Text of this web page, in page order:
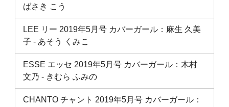
ばさき こう
LEE リー 2019年5月号 カバーガール：麻生 久美
子 ‐ あそう くみこ
ESSE エッセ 2019年5月号 カバーガール：木村
文乃 ‐ きむら ふみの
CHANTO チャント 2019年5月号 カバーガール：